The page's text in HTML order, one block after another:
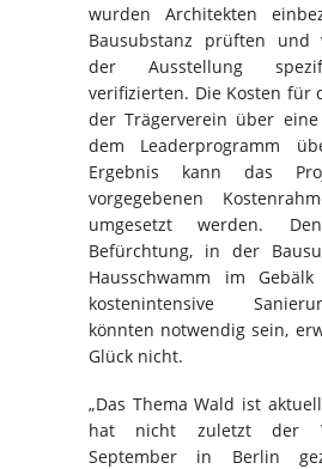
wurden Architekten
Bausubstanz prüften und
der Ausstellung
verifizierten. Die Kosten für
der Trägerverein über
dem Leaderprogramm
Ergebnis kann das
vorgegebenen
umgesetzt werden.
Befürchtung, in der
Hausschwamm im
kostenintensive
könnten notwendig sein,
Glück nicht.
„Das Thema Wald ist
hat nicht zuletzt der
September in Berlin